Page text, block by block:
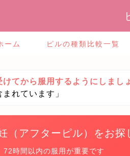
ーム ピルの種類比較一覧
てから服用するようにしまし
れています」
（アフターピル）をお探
72時間以内の服用が重要です